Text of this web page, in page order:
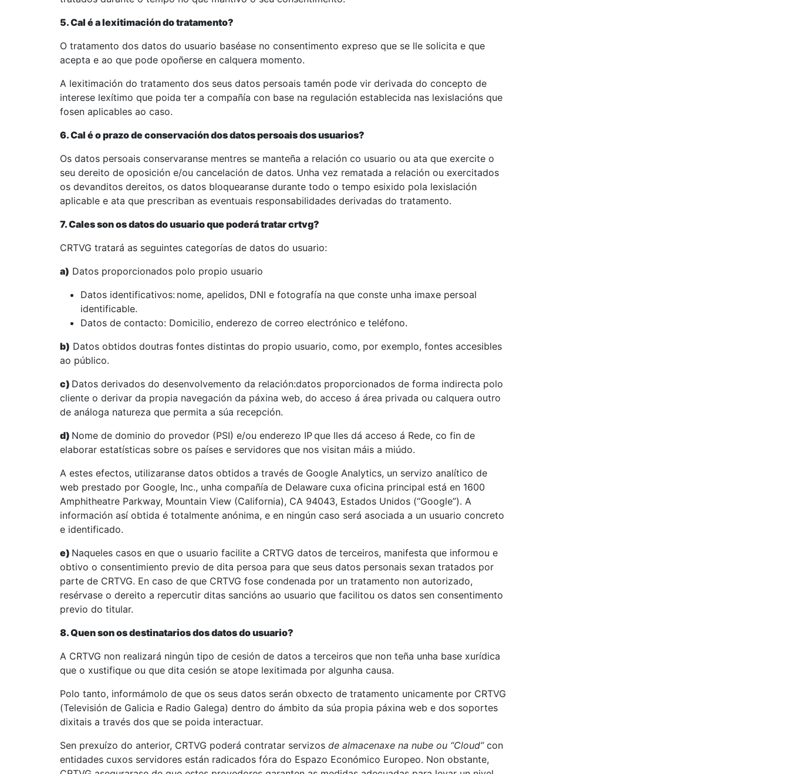
5. Cal é a lexitimación do tratamento?
O tratamento dos datos do usuario baséase no consentimento expreso que se lle solicita e que
acepta e ao que pode opoñerse en calquera momento.
A lexitimación do tratamento dos seus datos persoais tamén pode vir derivada do concepto de
interese lexítimo que poida ter a compañía con base na regulación establecida nas lexislacións que
fosen aplicables ao caso.
6. Cal é o prazo de conservación dos datos persoais dos usuarios?
Os datos persoais conservaranse mentres se manteña a relación co usuario ou ata que exercite o
seu dereito de oposición e/ou cancelación de datos. Unha vez rematada a relación ou exercitados
os devanditos dereitos, os datos bloquearanse durante todo o tempo esixido pola lexislación
aplicable e ata que prescriban as eventuais responsabilidades derivadas do tratamento.
7. Cales son os datos do usuario que poderá tratar crtvg?
CRTVG tratará as seguintes categorías de datos do usuario:
a) Datos proporcionados polo propio usuario
Datos identificativos: nome, apelidos, DNI e fotografía na que conste unha imaxe persoal
identificable.
Datos de contacto: Domicilio, enderezo de correo electrónico e teléfono.
b) Datos obtidos doutras fontes distintas do propio usuario, como, por exemplo, fontes accesibles
ao público.
c) Datos derivados do desenvolvemento da relación:datos proporcionados de forma indirecta polo
cliente o derivar da propia navegación da páxina web, do acceso á área privada ou calquera outro
de análoga natureza que permita a súa recepción.
d) Nome de dominio do provedor (PSI) e/ou enderezo IPque lles dá acceso á Rede, co fin de
elaborar estatísticas sobre os países e servidores que nos visitan máis a miúdo.
A estes efectos, utilizaranse datos obtidos a través de Google Analytics, un servizo analítico de
web prestado por Google, Inc., unha compañía de Delaware cuxa oficina principal está en 1600
Amphitheatre Parkway, Mountain View (California), CA 94043, Estados Unidos (“Google”). A
información así obtida é totalmente anónima, e en ningún caso será asociada a un usuario concreto
e identificado.
e) Naqueles casos en que o usuario facilite a CRTVG datos de terceiros, manifesta que informou e
obtivo o consentimiento previo de dita persoa para que seus datos personais sexan tratados por
parte de CRTVG. En caso de que CRTVG fose condenada por un tratamento non autorizado,
resérvase o dereito a repercutir ditas sancións ao usuario que facilitou os datos sen consentimento
previo do titular.
8. Quen son os destinatarios dos datos do usuario?
A CRTVG non realizará ningún tipo de cesión de datos a terceiros que non teña unha base xurídica
que o xustifique ou que dita cesión se atope lexitimada por algunha causa.
Polo tanto, informámolo de que os seus datos serán obxecto de tratamento unicamente por CRTVG
(Televisión de Galicia e Radio Galega) dentro do ámbito da súa propia páxina web e dos soportes
dixitais a través dos que se poida interactuar.
Sen prexuízo do anterior, CRTVG poderá contratar servizos de almacenaxe na nube ou “Cloud” con
entidades cuxos servidores están radicados fóra do Espazo Económico Europeo. Non obstante,